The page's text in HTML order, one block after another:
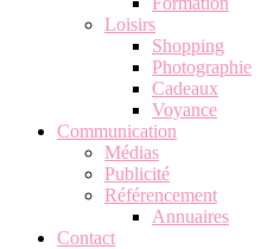
Loisirs
Shopping
Photographie
Cadeaux
Voyance
Communication
Médias
Publicité
Référencement
Annuaires
Contact